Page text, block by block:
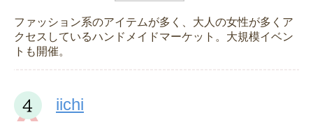
ファッション系のアイテムが多く、大人の女性が多くア
クセスしているハンドメイドマーケット。大規模イベン
トも開催。
iichi